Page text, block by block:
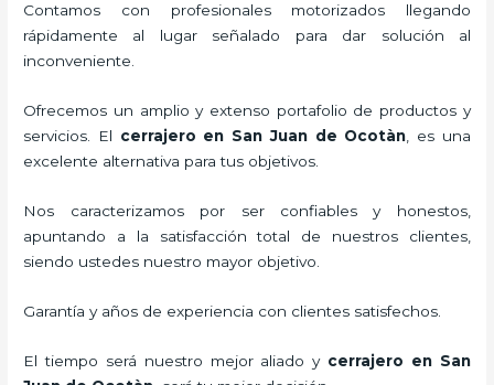
Contamos con profesionales motorizados llegando
rápidamente al lugar señalado para dar solución al
inconveniente.
Ofrecemos un amplio y extenso portafolio de productos y
servicios. El cerrajero en San Juan de Ocotàn , es una
excelente alternativa para tus objetivos.
Nos caracterizamos por ser confiables y honestos,
apuntando a la satisfacción total de nuestros clientes,
siendo ustedes nuestro mayor objetivo.
Garantía y años de experiencia con clientes satisfechos.
El tiempo será nuestro mejor aliado y cerrajero en San